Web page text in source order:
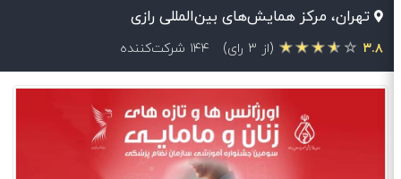
تهران، مرکز همایش‌های بین‌المللی رازی
۳.۸ (از ۳ رای) ۱۴۴ شرکت‌کننده